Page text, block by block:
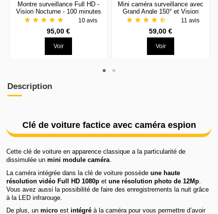
Montre surveillance Full HD -
Vision Nocturne - 100 minutes
d'autonomie
star star star star star 10 avis
95,00 €
Voir
Mini caméra surveillance avec
Grand Angle 150° et Vision
Nocturne
star star star star star_half 11 avis
59,00 €
Voir
Description
Clé de voiture factice avec caméra espion
Cette clé de voiture en apparence classique a la particularité de
dissimulée unmini module caméra.
La caméra intégrée dans la clé de voiture possède une haute
résolution vidéo Full HD 1080pet une résolution photo de 12Mp.
Vous avez aussi la possibilité de faire des enregistrements la nuit grâce
à la LED infrarouge.
De plus, un microest intégréà la caméra pour vous permettre d’avoir